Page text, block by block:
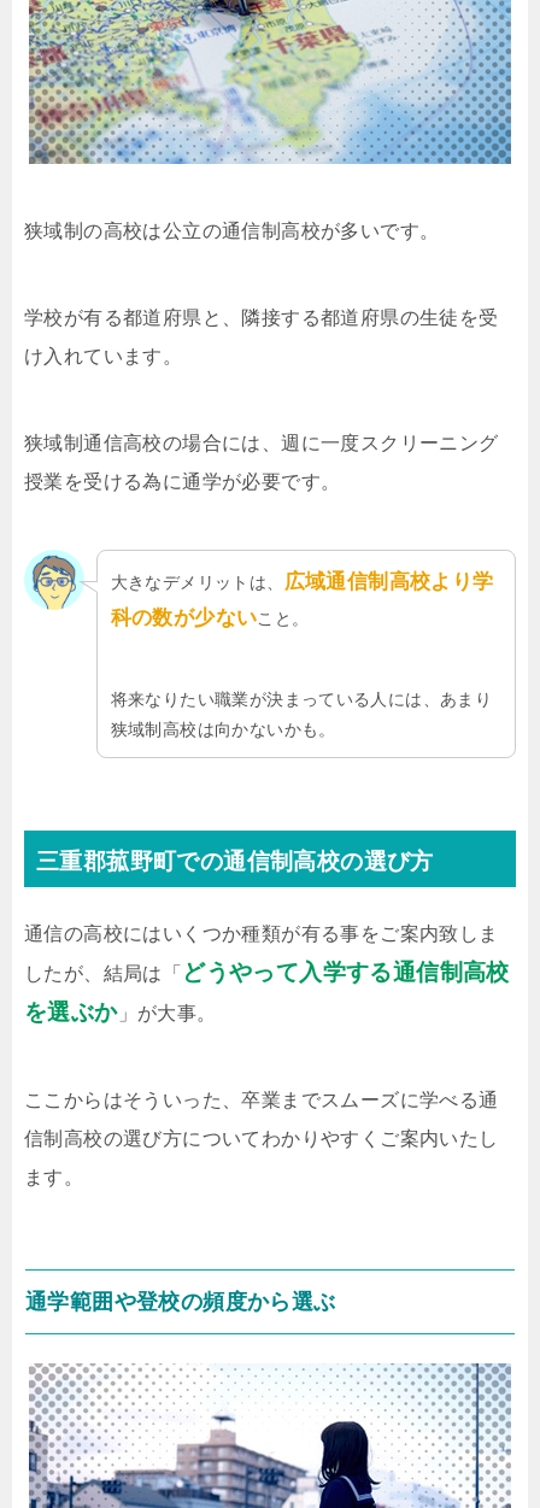
狭域制の高校は公立の通信制高校が多いです。
学校が有る都道府県と、隣接する都道府県の生徒を受
け入れています。
狭域制通信高校の場合には、週に一度スクリーニング
授業を受ける為に通学が必要です。
大きなデメリットは、 広域通信制高校より学
科の数が少ないこと。
将来なりたい職業が決まっている人には、あまり
狭域制高校は向かないかも。
三重郡菰野町での通信制高校の選び方
通信の高校にはいくつか種類が有る事をご案内致しま
したが、結局は「 どうやって入学する通信制高校
を選ぶか」が大事。
ここからはそういった、卒業までスムーズに学べる通
信制高校の選び方についてわかりやすくご案内いたし
ます。
通学範囲や登校の頻度から選ぶ